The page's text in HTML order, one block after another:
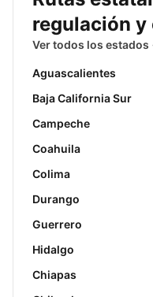
regulación
Ver todos los estados
Aguascalientes
Baja California Sur
Campeche
Coahuila
Colima
Durango
Guerrero
Hidalgo
Chiapas